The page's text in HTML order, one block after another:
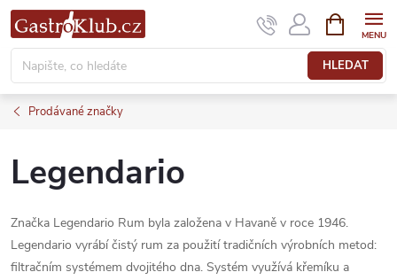
Přejít
na
obsah
HLEDAT
NÁKUPNÍ
KOŠÍK
Prodávané značky
Legendario
Značka Legendario Rum byla založena v Havaně v roce 1946.
Legendario vyrábí čistý rum za použití tradičních výrobních metod:
filtračním systémem dvojitého dna. Systém využívá křemíku a